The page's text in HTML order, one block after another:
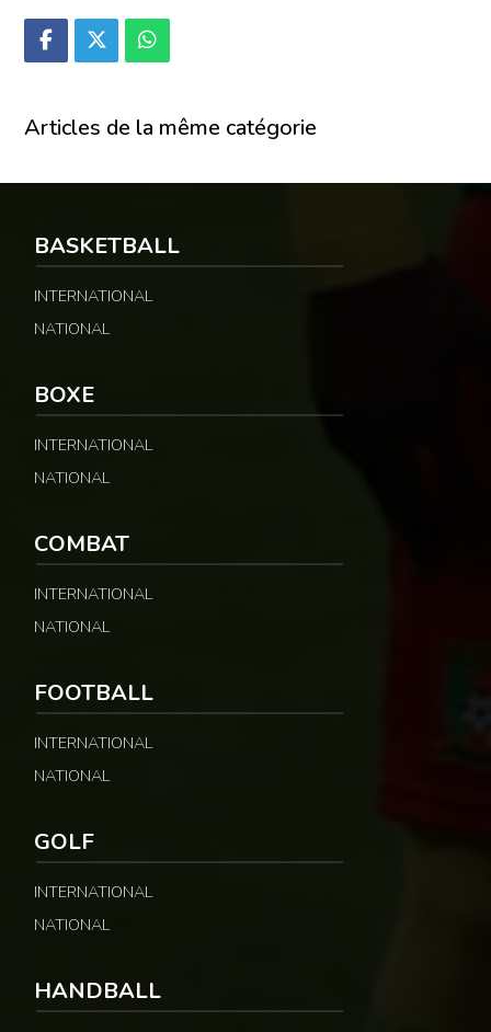
Articles de la même catégorie
BASKETBALL
INTERNATIONAL
NATIONAL
BOXE
INTERNATIONAL
NATIONAL
COMBAT
INTERNATIONAL
NATIONAL
FOOTBALL
INTERNATIONAL
NATIONAL
GOLF
INTERNATIONAL
NATIONAL
HANDBALL